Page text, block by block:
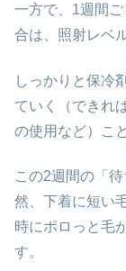
一方で、1週間
合は、照射レベ
しっかりと保冷
ていく（できれ
の使用など）こ
この2週間の「
然、下着に短い
時にポロっと毛
す。